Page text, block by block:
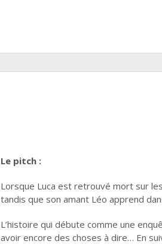
Le pitch :
Lorsque Luca est retrouvé mort sur
tandis que son amant Léo apprend
L’histoire qui débute comme une
avoir encore des choses à dire… En